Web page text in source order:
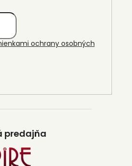
ochrany osobných
predajňa